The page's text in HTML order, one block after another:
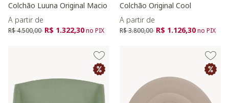
Colchão Luuna Original Macio
A partir de
Preço reduzido de
R$ 4.500,00 para
R$ 1.322,30no PIX
Colchão Original Cool
A partir de
Preço reduzido de
R$ 3.800,00 para
R$ 1.126,30no PIX